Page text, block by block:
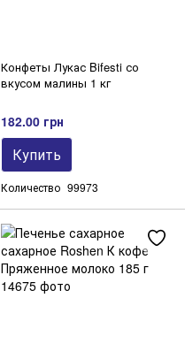
Конфеты Лукас Bifesti со
вкусом малины 1 кг
182.00 грн
Купить
Количество 99973